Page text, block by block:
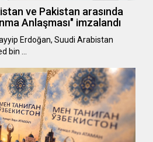
ve Pakistan arasında
Anlaşması" imzalandı
Erdoğan, Suudi Arabistan
bin …